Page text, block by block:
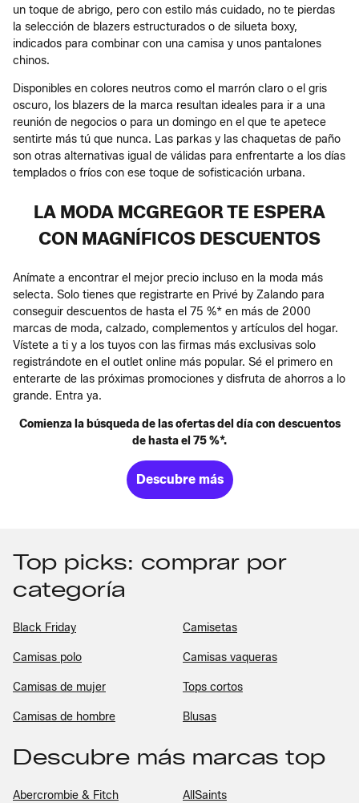
un toque de abrigo, pero con estilo más cuidado, no te pierdas
la selección de blazers estructurados o de silueta boxy,
indicados para combinar con una camisa y unos pantalones
chinos.
Disponibles en colores neutros como el marrón claro o el gris
oscuro, los blazers de la marca resultan ideales para ir a una
reunión de negocios o para un domingo en el que te apetece
sentirte más tú que nunca. Las parkas y las chaquetas de paño
son otras alternativas igual de válidas para enfrentarte a los días
templados o fríos con ese toque de sofisticación urbana.
LA MODA MCGREGOR TE ESPERA
CON MAGNÍFICOS DESCUENTOS
Anímate a encontrar el mejor precio incluso en la moda más
selecta. Solo tienes que registrarte en Privé by Zalando para
conseguir descuentos de hasta el 75 %* en más de 2000
marcas de moda, calzado, complementos y artículos del hogar.
Vístete a ti y a los tuyos con las firmas más exclusivas solo
registrándote en el outlet online más popular. Sé el primero en
enterarte de las próximas promociones y disfruta de ahorros a lo
grande. Entra ya.
Comienza la búsqueda de las ofertas del día con descuentos
de hasta el 75 %*.
Descubre más
Top picks: comprar por
categoría
Black Friday Camisetas
Camisas polo Camisas vaqueras
Camisas de mujer Tops cortos
Camisas de hombre Blusas
Descubre más marcas top
Abercrombie & Fitch AllSaints